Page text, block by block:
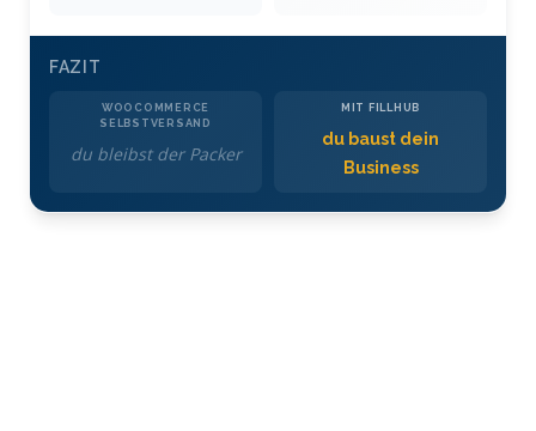
FAZIT
du bleibst der Packer
du baust dein
Business